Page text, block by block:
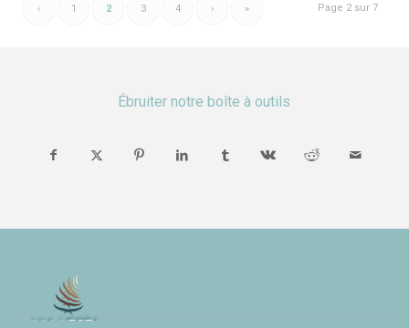
Page 2 sur 7
‹ 1 2 3 4 › »
Ébruiter notre boîte à outils